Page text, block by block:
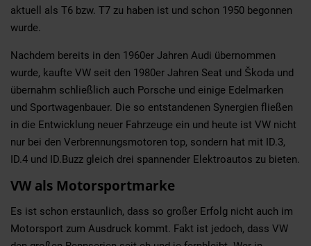
aktuell als T6 bzw. T7 zu haben ist und schon 1950 begonnen
wurde.
Nachdem bereits in den 1960er Jahren Audi übernommen
wurde, kaufte VW seit den 1980er Jahren Seat und Škoda und
übernahm schließlich auch Porsche und einige Edelmarken
und Sportwagenbauer. Die so entstandenen Synergien fließen
in die Entwicklung neuer Fahrzeuge ein und heute ist VW nicht
nur bei den Verbrennungsmotoren top, sondern hat mit ID.3,
ID.4 und ID.Buzz gleich drei spannender Elektroautos zu bieten.
VW als Motorsportmarke
Es ist schon erstaunlich, dass so großer Erfolg nicht auch im
Motorsport zum Ausdruck kommt. Fakt ist jedoch, dass VW